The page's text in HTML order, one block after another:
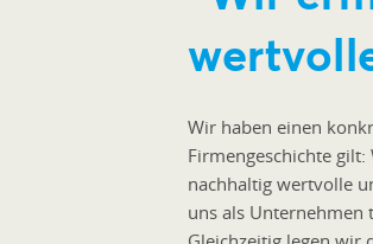
Wir haben einen
Firmengeschichte
nachhaltig wertvolle
uns als Unternehmen